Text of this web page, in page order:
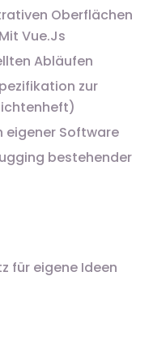
Oberflächen
Vue.Js
Abläufen
zur
eigener Software
bestehender
für eigene Ideen